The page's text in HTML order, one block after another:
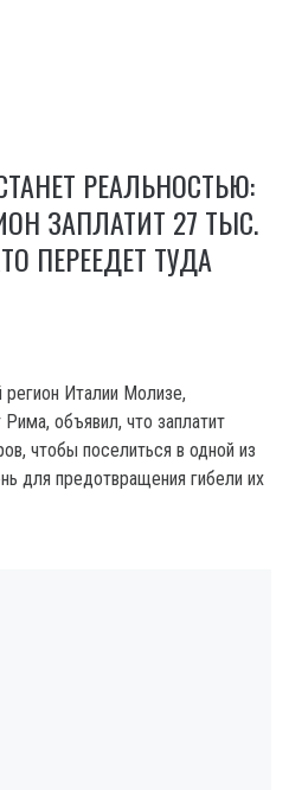
РЕАЛЬНОСТЬЮ:
ЗАПЛАТИТ 27 ТЫС.
ПЕРЕЕДЕТ ТУДА
Италии Молизе,
объявил, что заплатит
чтобы поселиться в одной из
для предотвращения гибели их